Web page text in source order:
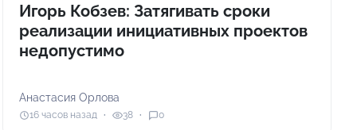
Игорь Кобзев: Затягивать сроки
реализации инициативных проектов
недопустимо
Анастасия Орлова
16 часов назад 38 0